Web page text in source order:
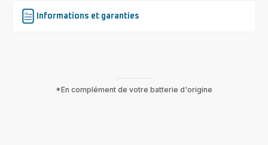
Informations et garanties
*En complément de votre batterie d'origine